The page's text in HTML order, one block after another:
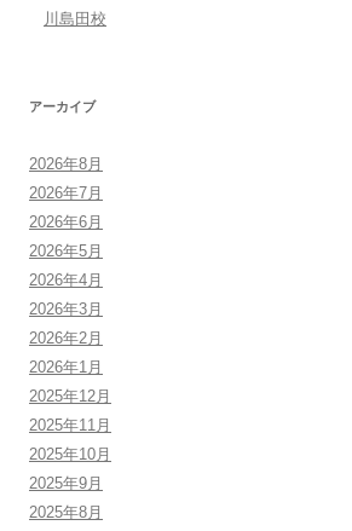
川島田校
アーカイブ
2026年8月
2026年7月
2026年6月
2026年5月
2026年4月
2026年3月
2026年2月
2026年1月
2025年12月
2025年11月
2025年10月
2025年9月
2025年8月